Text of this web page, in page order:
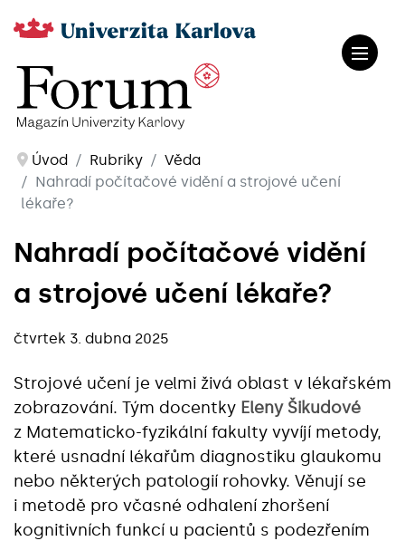
Úvod Rubriky
Věda
Nahradí počítačové vidění a strojové učení
lékaře?
Nahradí počítačové vidění
a strojové učení lékaře?
čtvrtek 3. dubna 2025
Strojové učení je velmi živá oblast v lékařském
zobrazování. Tým docentky Eleny Šikudové
z Matematicko-fyzikální fakulty vyvíjí metody,
které usnadní lékařům diagnostiku glaukomu
nebo některých patologií rohovky. Věnují se
i metodě pro včasné odhalení zhoršení
kognitivních funkcí u pacientů s podezřením